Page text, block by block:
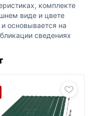
комплекте
виде и цвете
основывается на
сведениях